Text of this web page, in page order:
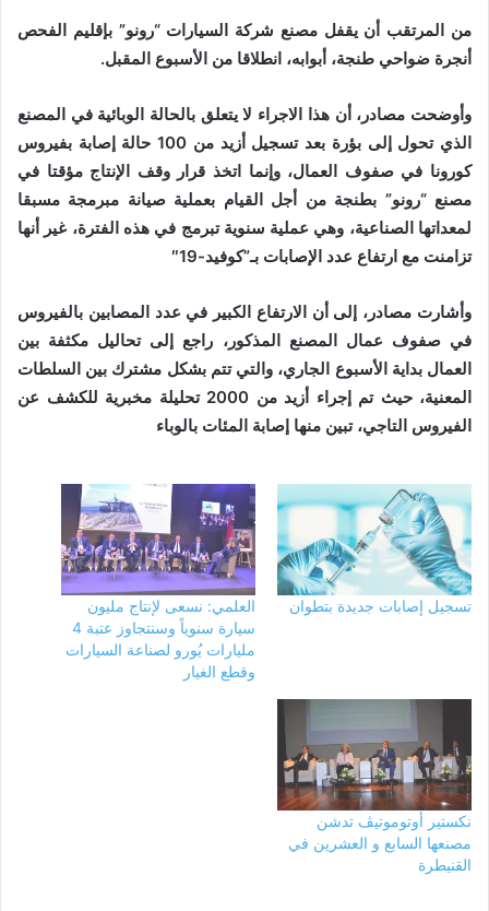
من المرتقب أن يقفل مصنع شركة السيارات “رونو” بإقليم الفحص
أنجرة ضواحي طنجة، أبوابه، انطلاقا من الأسبوع المقبل.
وأوضحت مصادر، أن هذا الاجراء لا يتعلق بالحالة الوبائية في المصنع
الذي تحول إلى بؤرة بعد تسجيل أزيد من 100 حالة إصابة بفيروس
كورونا في صفوف العمال، وإنما اتخذ قرار وقف الإنتاج مؤقتا في
مصنع “رونو” بطنجة من أجل القيام بعملية صيانة مبرمجة مسبقا
لمعداتها الصناعية، وهي عملية سنوية تبرمج في هذه الفترة، غير أنها
تزامنت مع ارتفاع عدد الإصابات بـ”كوفيد-19″
وأشارت مصادر، إلى أن الارتفاع الكبير في عدد المصابين بالفيروس
في صفوف عمال المصنع المذكور، راجع إلى تحاليل مكثفة بين
العمال بداية الأسبوع الجاري، والتي تتم بشكل مشترك بين السلطات
المعنية، حيث تم إجراء أزيد من 2000 تحليلة مخبرية للكشف عن
الفيروس التاجي، تبين منها إصابة المئات بالوباء
تسجيل إصابات جديدة بتطوان
العلمي: نسعى لإنتاج مليون
سيارة سنوياً وسنتجاوز عتبة 4
مليارات يُورو لصناعة السيارات
وقطع الغيار
نكستير أوتوموتيڤ تدشن
مصنعها السابع و العشرين في
القنيطرة